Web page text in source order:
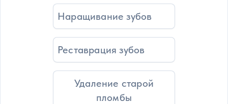
Наращивание зубов
Реставрация зубов
Удаление старой
пломбы